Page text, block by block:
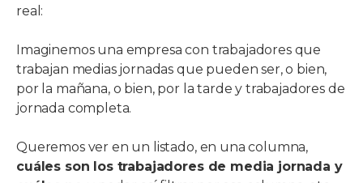
real:
Imaginemos una empresa con trabajadores que
trabajan medias jornadas que pueden ser, o bien,
por la mañana, o bien, por la tarde y trabajadores de
jornada completa.
Queremos ver en un listado, en una columna,
cuáles son los trabajadores de media jornada y